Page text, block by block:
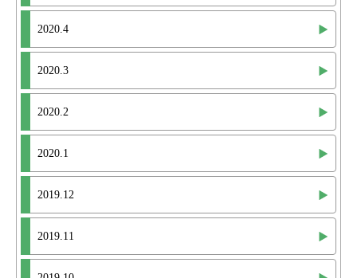
2020.4
2020.3
2020.2
2020.1
2019.12
2019.11